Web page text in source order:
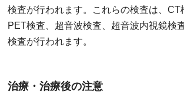
検査が行われます。これらの検査は、CT
PET検査、超音波検査、超音波内視鏡検
検査が行われます。
治療・治療後の注意